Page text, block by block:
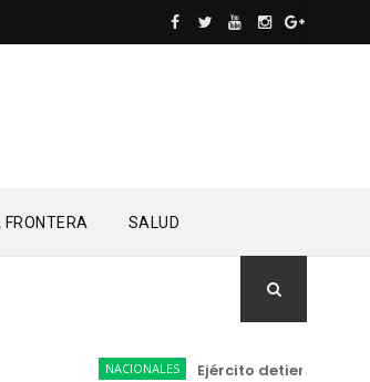
FRONTERA SALUD
NACIONALES Ejército detiene a